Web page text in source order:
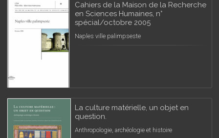
Cahiers de la Maison de la Recherche
en Sciences Humaines, n°
spécial/octobre 2005
Naples ville palimpseste
La culture matérielle, un objet en
question.
Anthropologie, archéologie et histoire